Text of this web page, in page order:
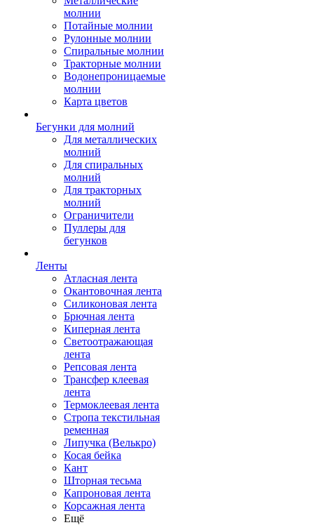
молнии
Потайные молнии
Рулонные молнии
Спиральные молнии
Тракторные молнии
Водонепроницаемые
молнии
Карта цветов
Бегунки для молний
Для металлических
молний
Для спиральных
молний
Для тракторных
молний
Ограничители
Пуллеры для
бегунков
Ленты
Атласная лента
Окантовочная лента
Силиконовая лента
Брючная лента
Киперная лента
Светоотражающая
лента
Репсовая лента
Трансфер клеевая
лента
Термоклеевая лента
Стропа текстильная
ременная
Липучка (Велькро)
Косая бейка
Кант
Шторная тесьма
Капроновая лента
Корсажная лента
Ещё